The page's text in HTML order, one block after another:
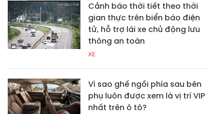
Cảnh báo thời tiết theo thời
gian thực trên biển báo điện
tử, hỗ trợ lái xe chủ động lưu
thông an toàn
XE
Vì sao ghế ngồi phía sau bên
phụ luôn được xem là vị trí VIP
nhất trên ô tô?